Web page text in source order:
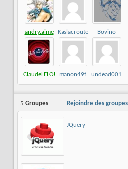
andry.aime Kaslacroute Bovino
ClaudeLELOUPmanon49f undead001
Rejoindre des groupes
5 Groupes
JQuery